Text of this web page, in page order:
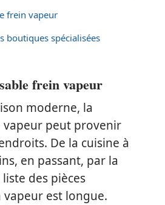
frein vapeur
boutiques spécialisées
frein vapeur
moderne, la
peut provenir
De la cuisine à
en passant, par la
des pièces
vapeur est longue.